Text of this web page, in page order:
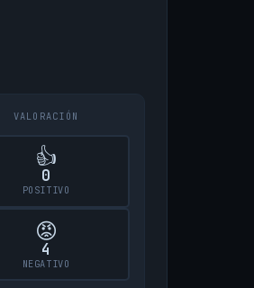
VALORACIÓN
👍
0
POSITIVO
😡
4
NEGATIVO